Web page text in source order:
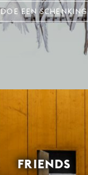
DOE EEN SCHENKING
FRIENDS